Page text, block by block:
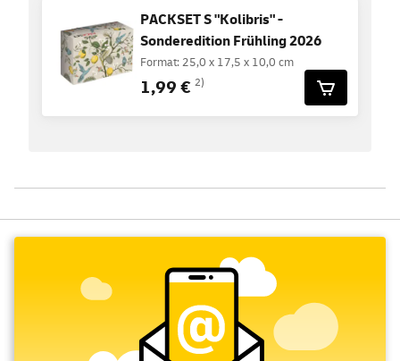
PACKSET S "Kolibris" -
Sonderedition Frühling 2026
Format: 25,0 x 17,5 x 10,0 cm
1,99 € 2)